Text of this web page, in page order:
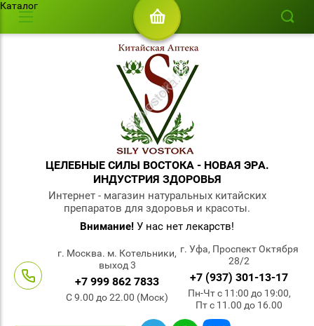
Каталог
ЦЕЛЕБНЫЕ СИЛЫ ВОСТОКА - НОВАЯ ЭРА.
ИНДУСТРИЯ ЗДОРОВЬЯ
Интернет - магазин натуральных китайских
препаратов для здоровья и красоты.
Внимание! У нас нет лекарств!
г. Москва. м. Котельники,
выход 3
+7 999 862 7833
С 9.00 до 22.00 (Моск)
г. Уфа, Проспект Октября
28/2
+7 (937) 301-13-17
Пн-Чт с 11:00 до 19:00,
Пт с 11.00 до 16.00